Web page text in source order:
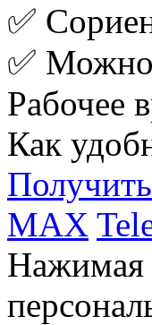
✅
✅ Можно
Рабочее
Как
MAX
Нажимая